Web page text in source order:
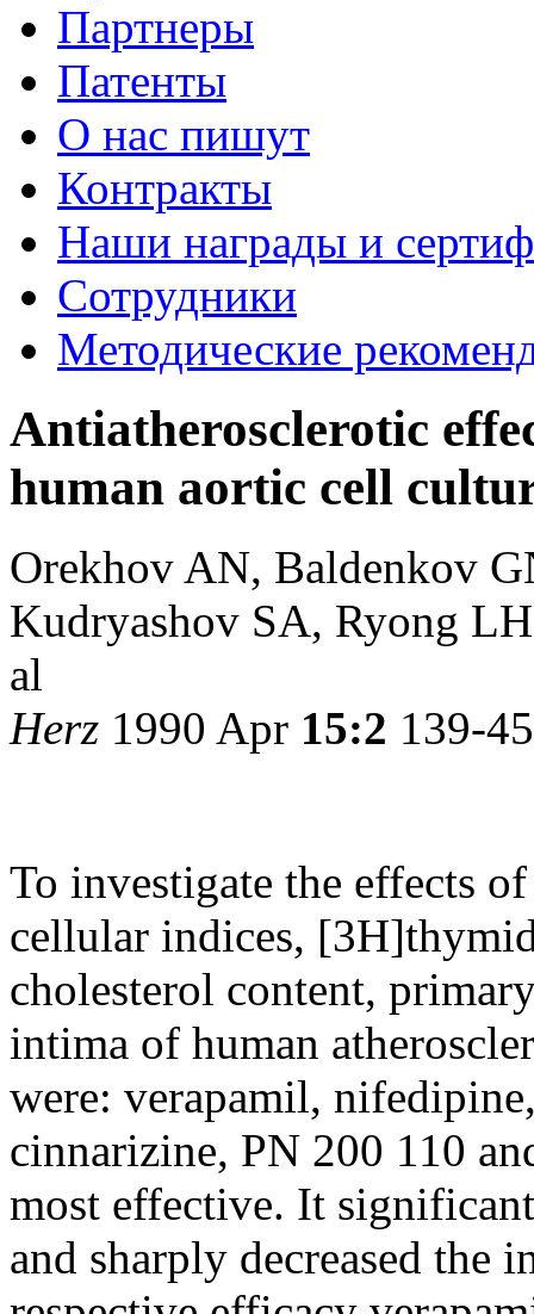
Партнеры
Патенты
О нас пишут
Контракты
Наши награды и
Сотрудники
Методические
Antiatherosclerotic
human aortic cell
Orekhov AN, Baldenkov
Kudryashov SA, Ryong
al
Herz 1990 Apr 15:2 139-45
To investigate the effects
cellular indices,
cholesterol content,
intima of human
were: verapamil,
cinnarizine, PN 200 110
most effective. It
and sharply decreased